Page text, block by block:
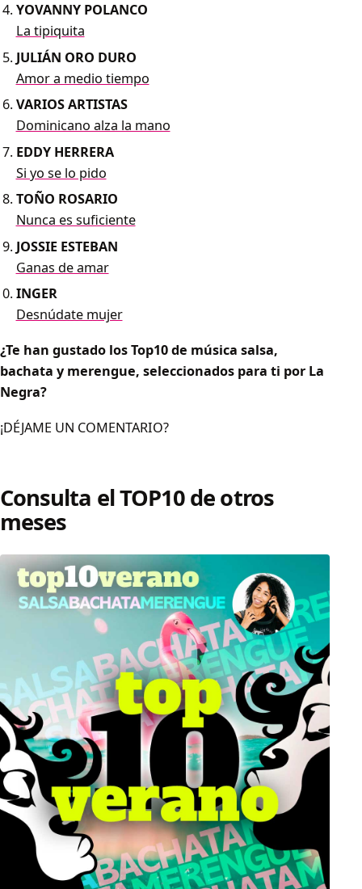
YOVANNY POLANCO
La tipiquita
JULIÁN ORO DURO
Amor a medio tiempo
VARIOS ARTISTAS
Dominicano alza la mano
EDDY HERRERA
Si yo se lo pido
TOÑO ROSARIO
Nunca es suficiente
JOSSIE ESTEBAN
Ganas de amar
INGER
Desnúdate mujer
¿Te han gustado los Top10 de música salsa,
bachata y merengue, seleccionados para ti por La
Negra?
¡DÉJAME UN COMENTARIO?
Consulta el TOP10 de otros
meses